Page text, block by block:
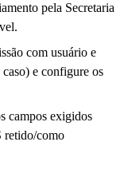
pela Secretaria
com usuário e
e configure os
campos exigidos
retido/como